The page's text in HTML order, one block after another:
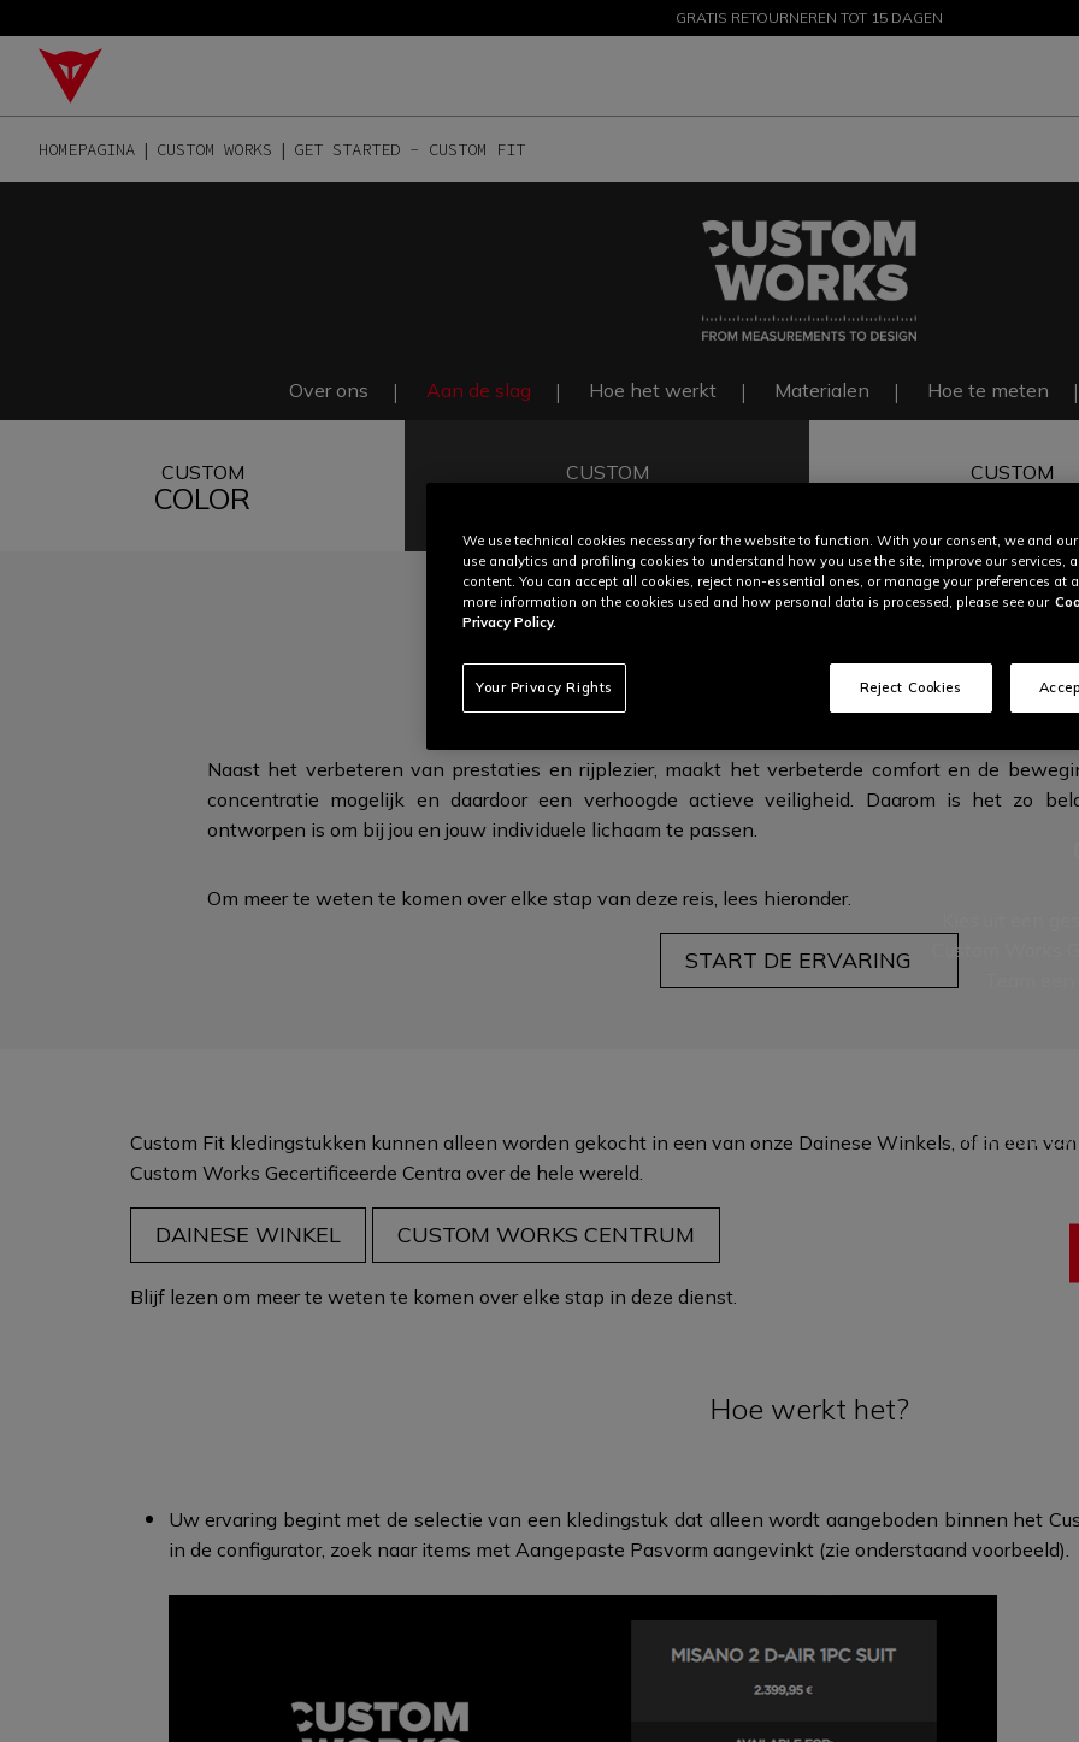
PROMOTIES TOT 50% – SHOP NU
GRATIS RETOURNEREN TOT 15 DAGEN
HOMEPAGINA CUSTOM WORKS GET STARTED - CUSTOM FIT
Over ons Aan de slag Hoe het werkt Materialen Hoe te meten
CUSTOM
COLOR
CUSTOM CUSTOM
ERGONOMIE VOOR MAXIMALE
Naast het verbeteren van prestaties en rijplezier, maakt het verbeterde comfort en de
concentratie mogelijk en daardoor een verhoogde actieve veiligheid. Daarom is het zo
ontworpen is om bij jou en jouw individuele lichaam te passen.
Om meer te weten te komen over elke stap van deze reis, lees hieronder.
START DE ERVARING
Custom Works
maximum
Custom Fit kledingstukken kunnen alleen worden gekocht in een van onze Dainese Winkels, of in een
Custom Works Gecertificeerde Centra over de hele wereld.​
DAINESE WINKEL CUSTOM WORKS CENTRUM
Blijf lezen om meer te weten te komen over elke stap in deze dienst.
Hoe werkt het?
Uw ervaring begint met de selectie van een kledingstuk dat alleen wordt aangeboden binnen het
in de configurator, zoek naar items met Aangepaste Pasvorm aangevinkt (zie onderstaand voorbeeld).
We use technical cookies necessary for the website to function. With your consent, we and
use analytics and profiling cookies to understand how you use the site, improve our services,
content. You can accept all cookies, reject non-essential ones, or manage your preferences at
more information on the cookies used and how personal data is processed, please see our
Privacy Policy.
Your Privacy Rights Reject Cookies